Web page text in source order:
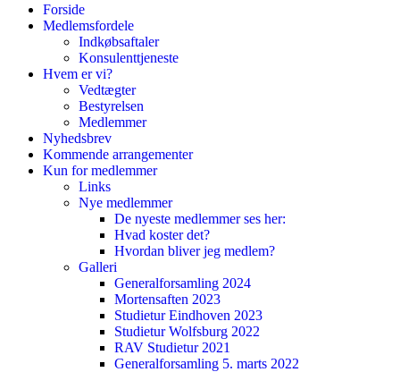
Forside
Medlemsfordele
Indkøbsaftaler
Konsulenttjeneste
Hvem er vi?
Vedtægter
Bestyrelsen
Medlemmer
Nyhedsbrev
Kommende arrangementer
Kun for medlemmer
Links
Nye medlemmer
De nyeste medlemmer ses her:
Hvad koster det?
Hvordan bliver jeg medlem?
Galleri
Generalforsamling 2024
Mortensaften 2023
Studietur Eindhoven 2023
Studietur Wolfsburg 2022
RAV Studietur 2021
Generalforsamling 5. marts 2022